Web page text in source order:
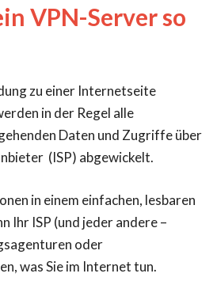
VPN-Server so
zu einer Internetseite
in der Regel alle
Daten und Zugriffe über
(ISP) abgewickelt.
in einem einfachen, lesbaren
Ihr ISP (und jeder andere –
oder
was Sie im Internet tun.